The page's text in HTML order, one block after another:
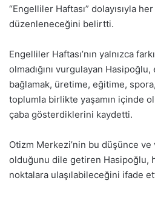
“Engelliler Haftası” dolayısıyla
düzenleneceğini belirtti.
Engelliler Haftası’nın yalnızca
olmadığını vurgulayan
bağlamak, üretime, eğitime, spora,
toplumla birlikte yaşamın içinde
çaba gösterdiklerini kaydetti.
Otizm Merkezi’nin bu düşünce ve
olduğunu dile getiren Hasipoğlu,
noktalara ulaşılabileceğini ifade